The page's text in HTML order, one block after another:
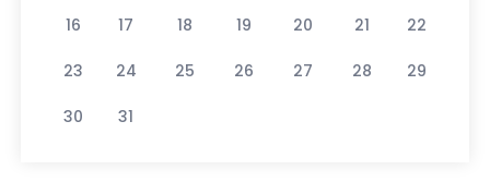
16 17 18 19 20 21 22
23 24 25 26 27 28 29
30 31